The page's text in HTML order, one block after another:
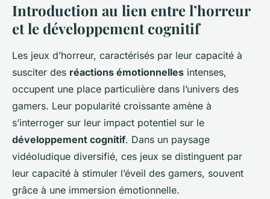
L'Impact de l'Horreur sur
l'Éveil Cognitif des Gamers :
Une Exploration Fascinante
admin • 31 mars 2025 • 6 min de lecture
Introduction au lien entre l’horreur
et le développement cognitif
Les jeux d’horreur, caractérisés par leur capacité à
susciter des réactions émotionnelles intenses,
occupent une place particulière dans l’univers des
gamers. Leur popularité croissante amène à
s’interroger sur leur impact potentiel sur le
développement cognitif. Dans un paysage
vidéoludique diversifié, ces jeux se distinguent par
leur capacité à stimuler l’éveil des gamers, souvent
grâce à une immersion émotionnelle.